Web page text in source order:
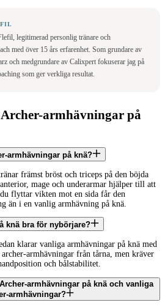
legitimerad personlig tränare och
med över 15 års erfarenhet. Som grundare av
och medgrundare av Calixpert fokuserar jag på
som ger verkliga resultat.
armhävningar på
armhävningar på knä?
främst bröst och triceps på den böjda
mage och underarmar hjälper till att
flyttar vikten mot en sida får den
än i en vanlig armhävning på knä.
knä bra för nybörjare?
klarar vanliga armhävningar på knä med
armhävningar från tårna, men kräver
och bålstabilitet.
armhävningar på knä och vanliga
armhävningar?